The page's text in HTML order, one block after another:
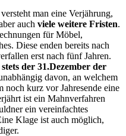
man eine Verjährung,
auch viele weitere Fristen.
für Möbel,
Diese enden bereits nach
erst nach fünf Jahren.
stets der 31.Dezember der
davon, an welchem
noch kurz vor Jahresende eine
ist ein Mahnverfahren
ein vereinfachtes
Klage ist auch möglich,